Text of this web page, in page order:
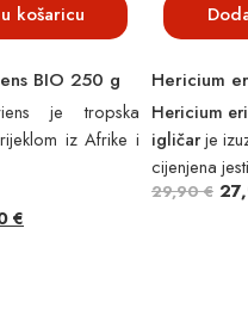
košaricu
BIO 250 g
je tropska
iz Afrike i
€
Hericium
igličarje
cijenjena
29,90€